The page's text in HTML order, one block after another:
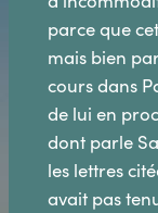
parce que
mais bien
cours dans
de lui en
dont parle
les lettres
avait pas